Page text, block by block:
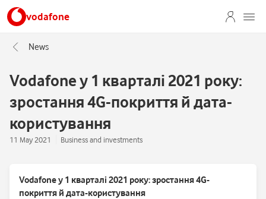
vodafone
News
Vodafone у 1 кварталі 2021 року:
зростання 4G-покриття й дата-
користування
11 May 2021 Business and investments
Vodafone у 1 кварталі 2021 року: зростання 4G-
покриття й дата-користування